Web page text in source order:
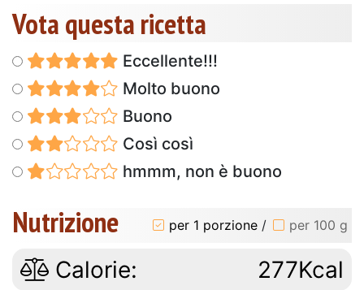
Vota questa ricetta
Eccellente!!!
Molto buono
Buono
Così così
hmmm, non è buono
Nutrizione per 1 porzione / per 100 g
Calorie: 277Kcal